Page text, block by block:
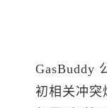
GasBuddy
初相关冲突